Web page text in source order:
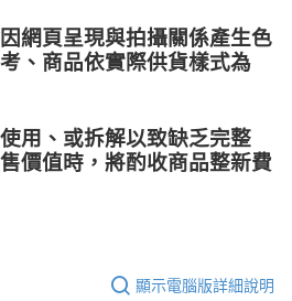
網頁呈現與拍攝關係產生色
、商品依實際供貨樣式為
用、或拆解以致缺乏完整
價值時，將酌收商品整﻿新費
顯示電腦版詳細說明